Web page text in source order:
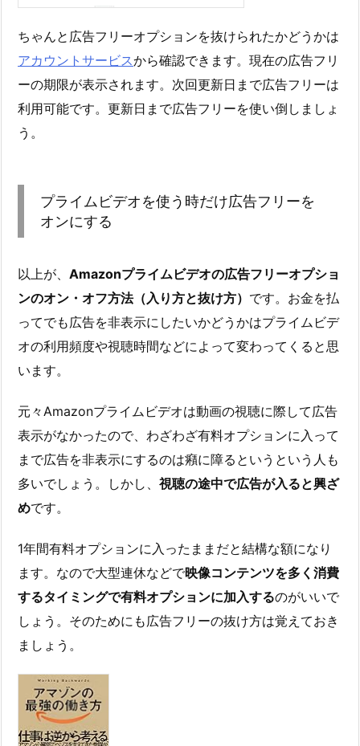
ちゃんと広告フリーオプションを抜けられたかどうかは
アカウントサービスから確認できます。現在の広告フリ
ーの期限が表示されます。次回更新日まで広告フリーは
利用可能です。更新日まで広告フリーを使い倒しましょ
う。
プライムビデオを使う時だけ広告フリーを
オンにする
以上が、 Amazonプライムビデオの広告フリーオプショ
ンのオン・オフ方法（入り方と抜け方） です。お金を払
ってでも広告を非表示にしたいかどうかはプライムビデ
オの利用頻度や視聴時間などによって変わってくると思
います。
元々Amazonプライムビデオは動画の視聴に際して広告
表示がなかったので、わざわざ有料オプションに入って
まで広告を非表示にするのは癪に障るというという人も
多いでしょう。しかし、 視聴の途中で広告が入ると興ざ
めです。
1年間有料オプションに入ったままだと結構な額になり
ます。なので大型連休などで映像コンテンツを多く消費
するタイミングで有料オプションに加入するのがいいで
しょう。そのためにも広告フリーの抜け方は覚えておき
ましょう。